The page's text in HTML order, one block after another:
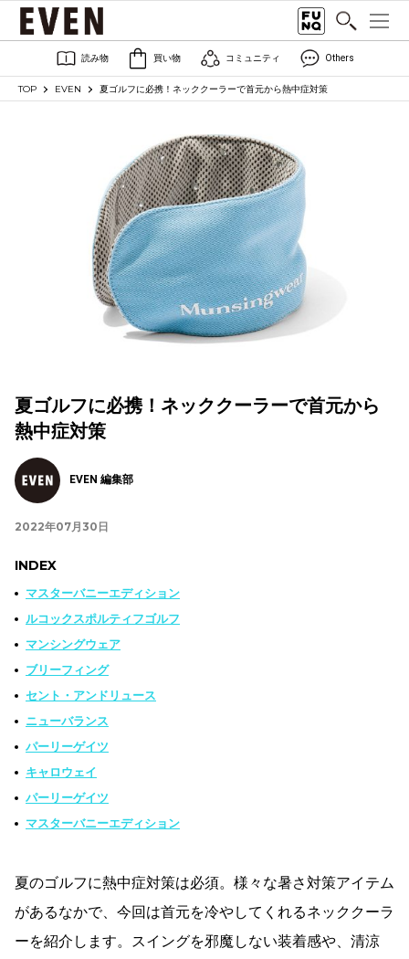
読み物 買い物 コミュニティ Others
TOP EVEN 夏ゴルフに必携！ネッククーラーで首元から熱中症対策
夏ゴルフに必携！ネッククーラーで首元から
熱中症対策
EVEN 編集部
2022年07月30日
INDEX
マスターバニーエディション
ルコックスポルティフゴルフ
マンシングウェア
ブリーフィング
セント・アンドリュース
ニューバランス
パーリーゲイツ
キャロウェイ
パーリーゲイツ
マスターバニーエディション
夏のゴルフに熱中症対策は必須。様々な暑さ対策アイテム
があるなかで、今回は首元を冷やしてくれるネッククーラ
ーを紹介します。スイングを邪魔しない装着感や、清涼